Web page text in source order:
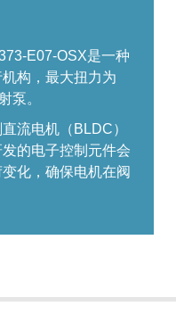
E07-OSX是一种
构，最大扭力为
泵。
流电机（BLDC）
的电子控制元件会
化，确保电机在阀